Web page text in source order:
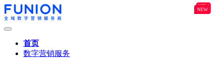
首页
数字营销服务
B2B
NEW
NEW
NEW